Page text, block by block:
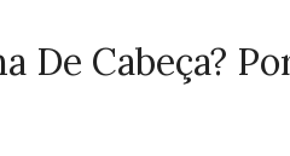
De Cabeça?